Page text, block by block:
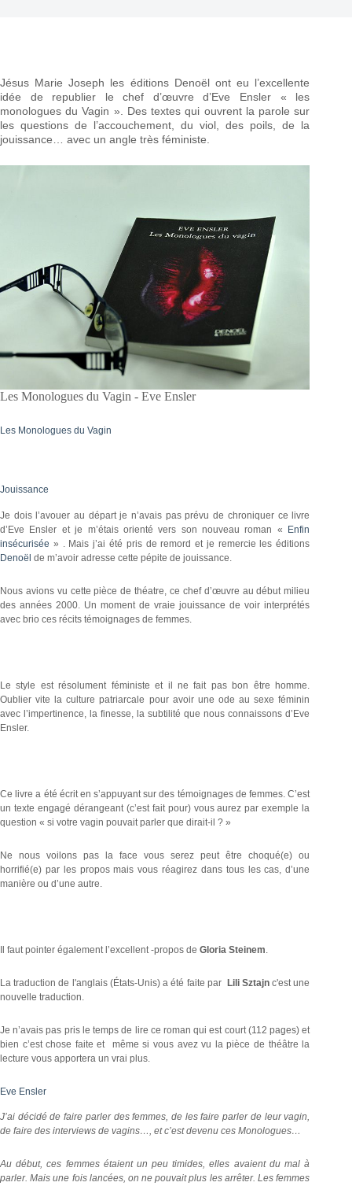
Jésus Marie Joseph les éditions Denoël ont eu l’excellente
idée de republier le chef d’œuvre d’Eve Ensler « les
monologues du Vagin ». Des textes qui ouvrent la parole sur
les questions de l’accouchement, du viol, des poils, de la
jouissance… avec un angle très féministe.
Les Monologues du Vagin - Eve Ensler
Les Monologues du Vagin
Jouissance
Je dois l’avouer au départ je n’avais pas prévu de chroniquer ce livre
d’Eve Ensler et je m’étais orienté vers son nouveau roman « Enfin
insécurisée » . Mais j’ai été pris de remord et je remercie les éditions
Denoël de m’avoir adresse cette pépite de jouissance.
Nous avions vu cette pièce de théatre, ce chef d’œuvre au début milieu
des années 2000. Un moment de vraie jouissance de voir interprétés
avec brio ces récits témoignages de femmes.
Le style est résolument féministe et il ne fait pas bon être homme.
Oublier vite la culture patriarcale pour avoir une ode au sexe féminin
avec l’impertinence, la finesse, la subtilité que nous connaissons d’Eve
Ensler.
Ce livre a été écrit en s’appuyant sur des témoignages de femmes. C’est
un texte engagé dérangeant (c’est fait pour) vous aurez par exemple la
question « si votre vagin pouvait parler que dirait-il ? »
Ne nous voilons pas la face vous serez peut être choqué(e) ou
horrifié(e) par les propos mais vous réagirez dans tous les cas, d’une
manière ou d’une autre.
Il faut pointer également l’excellent -propos de Gloria Steinem
La traduction de l'anglais (États-Unis) a été faite par Lili Sztajnc'est une
nouvelle traduction.
Je n’avais pas pris le temps de lire ce roman qui est court (112 pages) et
bien c’est chose faite et même si vous avez vu la pièce de théâtre la
lecture vous apportera un vrai plus.
Eve Ensler
J’ai décidé de faire parler des femmes, de les faire parler de leur vagin,
de faire des interviews de vagins…, et c’est devenu ces Monologues…
Au début, ces femmes étaient un peu timides, elles avaient du mal à
parler. Mais une fois lancées, on ne pouvait plus les arrêter. Les femmes